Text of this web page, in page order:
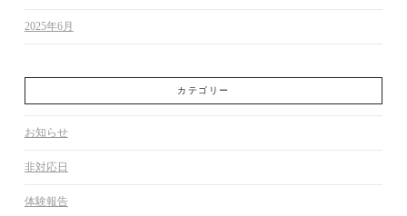
2025年6月
カテゴリー
お知らせ
非対応日
体験報告